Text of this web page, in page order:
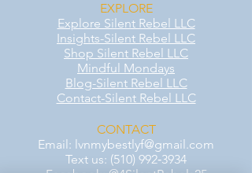
EXPLORE
Explore Silent Rebel LLC
Insights-Silent Rebel LLC
Shop Silent Rebel LLC
Mindful Mondays
Blog-Silent Rebel LLC
Contact-Silent Rebel LLC
CONTACT
Email: lvnmybestlyf@gmail.com
Text us: (510) 992‑3934